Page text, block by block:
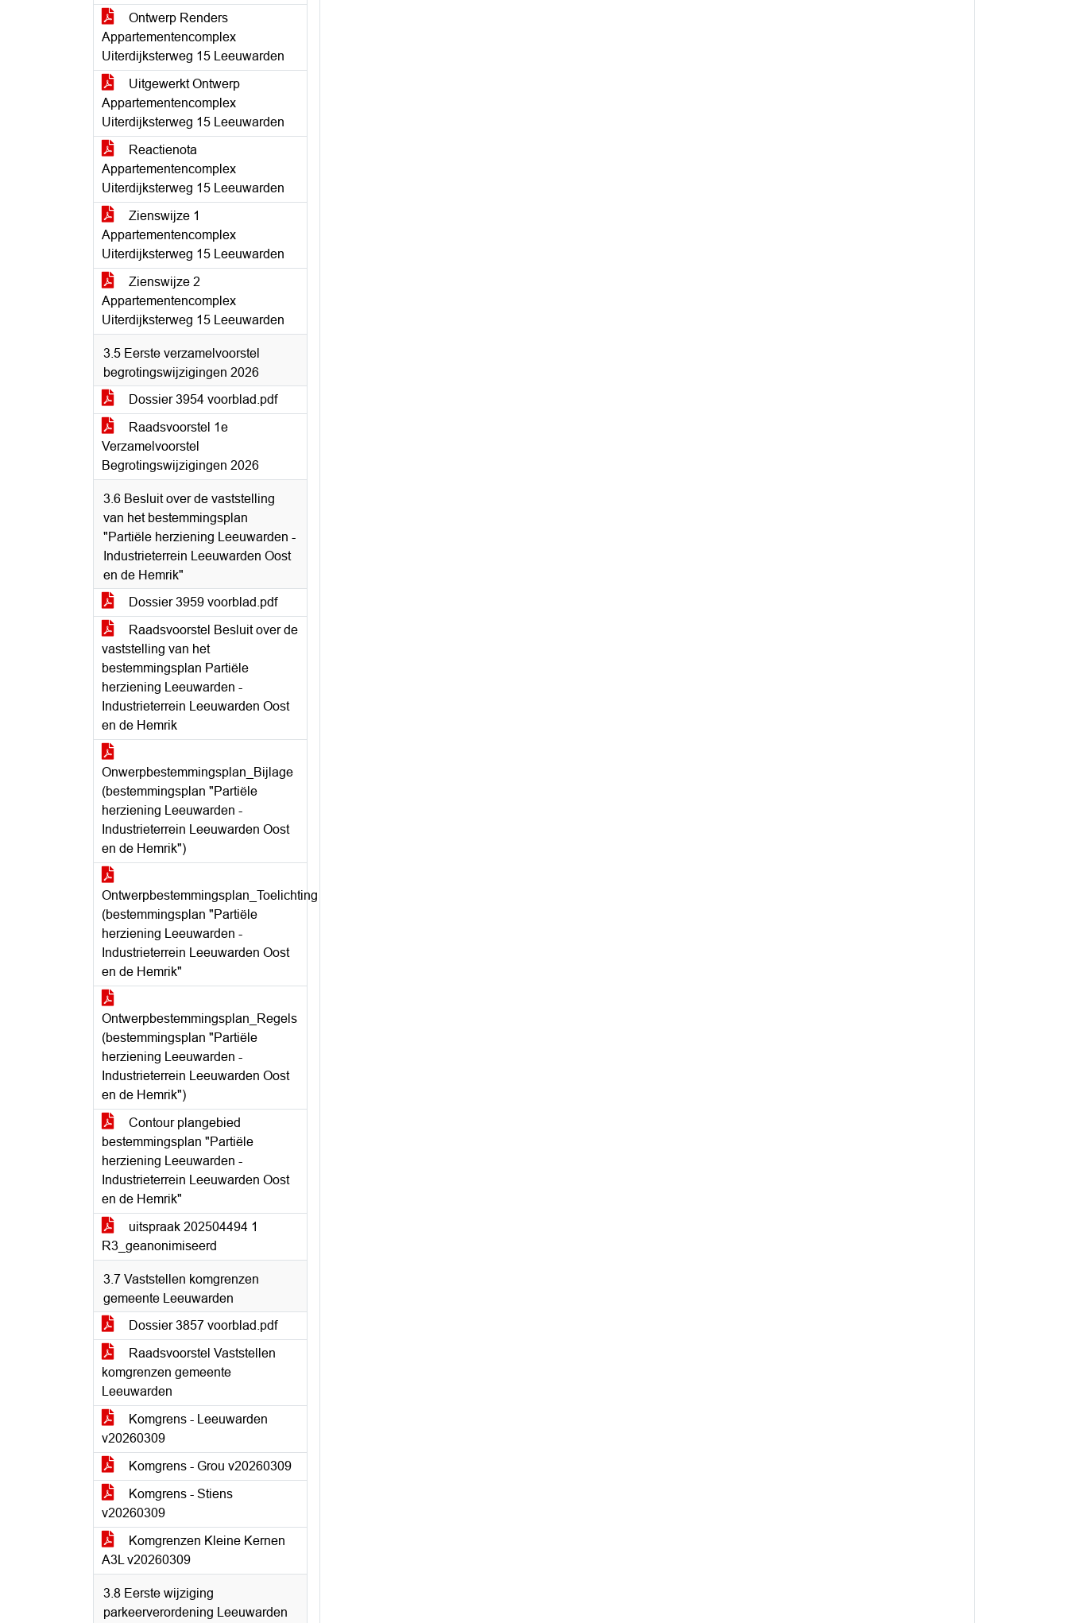
Ontwerp Renders
Appartementencomplex
Uiterdijksterweg 15 Leeuwarden
Uitgewerkt Ontwerp
Appartementencomplex
Uiterdijksterweg 15 Leeuwarden
Reactienota
Appartementencomplex
Uiterdijksterweg 15 Leeuwarden
Zienswijze 1
Appartementencomplex
Uiterdijksterweg 15 Leeuwarden
Zienswijze 2
Appartementencomplex
Uiterdijksterweg 15 Leeuwarden
3.5 Eerste verzamelvoorstel
begrotingswijzigingen 2026
Dossier 3954 voorblad.pdf
Raadsvoorstel 1e
Verzamelvoorstel
Begrotingswijzigingen 2026
3.6 Besluit over de vaststelling
van het bestemmingsplan
"Partiële herziening Leeuwarden -
Industrieterrein Leeuwarden Oost
en de Hemrik"
Dossier 3959 voorblad.pdf
Raadsvoorstel Besluit over de
vaststelling van het
bestemmingsplan Partiële
herziening Leeuwarden -
Industrieterrein Leeuwarden Oost
en de Hemrik
Onwerpbestemmingsplan_Bijlage
(bestemmingsplan "Partiële
herziening Leeuwarden -
Industrieterrein Leeuwarden Oost
en de Hemrik")
Ontwerpbestemmingsplan_Toelichting
(bestemmingsplan "Partiële
herziening Leeuwarden -
Industrieterrein Leeuwarden Oost
en de Hemrik"
Ontwerpbestemmingsplan_Regels
(bestemmingsplan "Partiële
herziening Leeuwarden -
Industrieterrein Leeuwarden Oost
en de Hemrik")
Contour plangebied
bestemmingsplan "Partiële
herziening Leeuwarden -
Industrieterrein Leeuwarden Oost
en de Hemrik"
uitspraak 202504494 1
R3_geanonimiseerd
3.7 Vaststellen komgrenzen
gemeente Leeuwarden
Dossier 3857 voorblad.pdf
Raadsvoorstel Vaststellen
komgrenzen gemeente
Leeuwarden
Komgrens - Leeuwarden
v20260309
Komgrens - Grou v20260309
Komgrens - Stiens
v20260309
Komgrenzen Kleine Kernen
A3L v20260309
3.8 Eerste wijziging
parkeerverordening Leeuwarden